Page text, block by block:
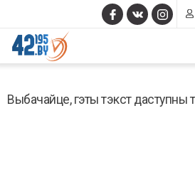
MAIN
CONTENT
1, 2022
Выбачайце, гэты тэкст даступны